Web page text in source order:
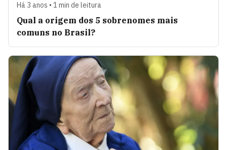
Há 3 anos • 1 min de leitura
Qual a origem dos 5 sobrenomes mais
comuns no Brasil?